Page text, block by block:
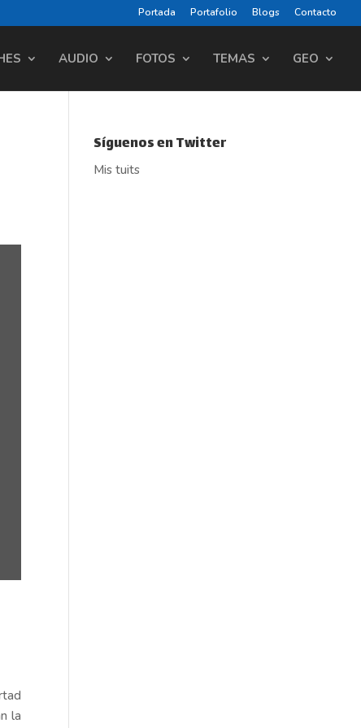
Portada Portafolio Blogs Contacto
AUDIO FOTOS TEMAS GEO
la
Síguenos en Twitter
Mis tuits